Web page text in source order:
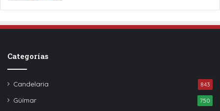
Categorías
Candelaria 843
Güímar 750